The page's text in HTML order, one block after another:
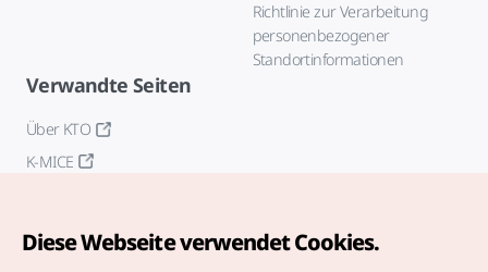
Richtlinie zur Verarbeitung
personenbezogener
Standortinformationen
Verwandte Seiten
Über KTO
K-MICE
Diese Webseite verwendet Cookies.